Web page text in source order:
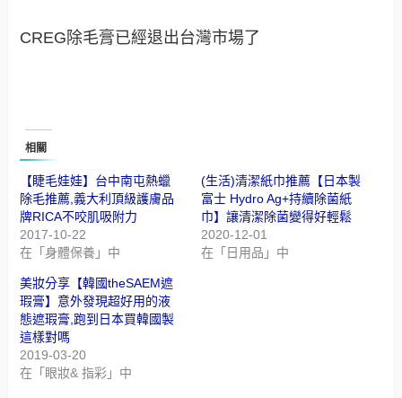
CREG除毛膏已經退出台灣市場了
相關
【睫毛娃娃】台中南屯熱蠟
除毛推薦,義大利頂級護膚品
牌RICA不咬肌吸附力
2017-10-22
在「身體保養」中
(生活)清潔紙巾推薦【日本製
富士 Hydro Ag+持續除菌紙
巾】讓清潔除菌變得好輕鬆
2020-12-01
在「日用品」中
美妝分享【韓國theSAEM遮
瑕膏】意外發現超好用的液
態遮瑕膏,跑到日本買韓國製
這樣對嗎
2019-03-20
在「眼妝& 指彩」中